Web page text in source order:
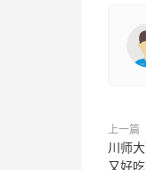
上一篇
川师
又好吃